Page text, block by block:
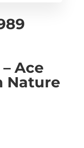
Ace
Nature